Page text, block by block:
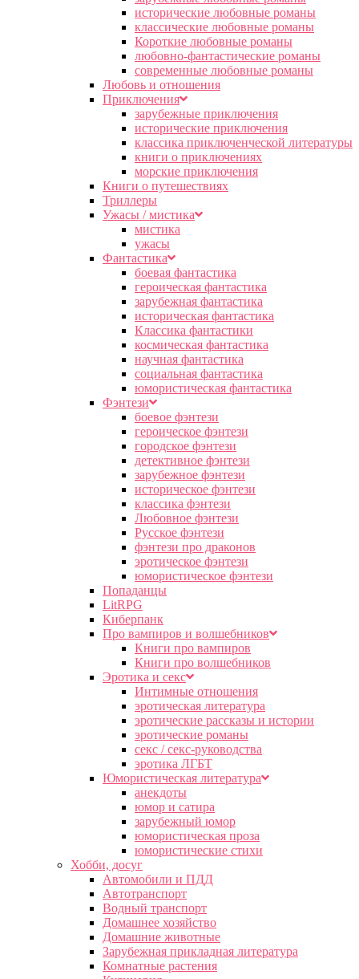
исторические любовные романы
классические любовные романы
Короткие любовные романы
любовно-фантастические романы
современные любовные романы
Любовь и отношения
Приключения
зарубежные приключения
исторические приключения
классика приключенческой литературы
книги о приключениях
морские приключения
Книги о путешествиях
Триллеры
Ужасы / мистика
мистика
ужасы
Фантастика
боевая фантастика
героическая фантастика
зарубежная фантастика
историческая фантастика
Классика фантастики
космическая фантастика
научная фантастика
социальная фантастика
юмористическая фантастика
Фэнтези
боевое фэнтези
героическое фэнтези
городское фэнтези
детективное фэнтези
зарубежное фэнтези
историческое фэнтези
классика фэнтези
Любовное фэнтези
Русское фэнтези
фэнтези про драконов
эротическое фэнтези
юмористическое фэнтези
Попаданцы
LitRPG
Киберпанк
Про вампиров и волшебников
Книги про вампиров
Книги про волшебников
Эротика и секс
Интимные отношения
эротическая литература
эротические рассказы и истории
эротические романы
секс / секс-руководства
эротика ЛГБТ
Юмористическая литература
анекдоты
юмор и сатира
зарубежный юмор
юмористическая проза
юмористические стихи
Хобби, досуг
Автомобили и ПДД
Автотранспорт
Водный транспорт
Домашнее хозяйство
Домашние животные
Зарубежная прикладная литература
Комнатные растения